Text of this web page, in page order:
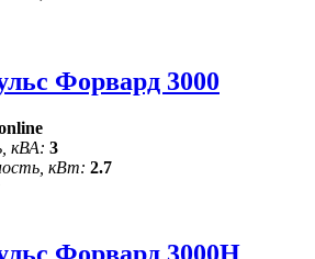
Форвард 3000
кВА: 3
кВт: 2.7
Форвард 3000Н